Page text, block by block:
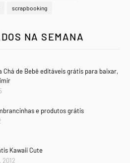
scrapbooking
NA SEMANA
Chá de Bebê editáveis grátis para baixar,
e produtos grátis
Kawaii Cute
2012